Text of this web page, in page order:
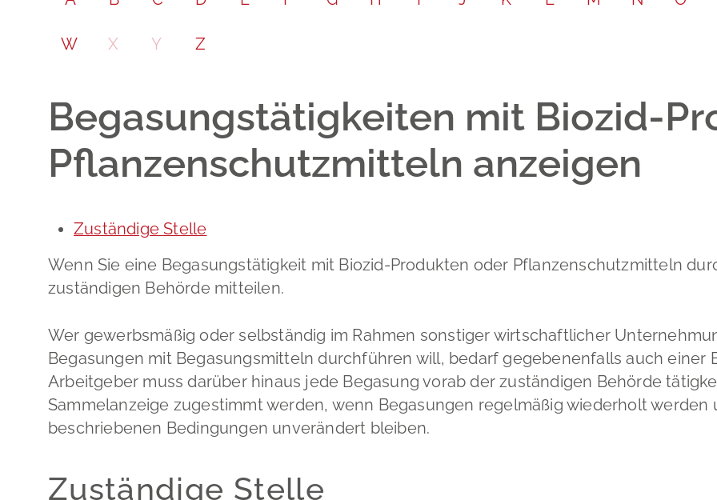
W X Y Z
Begasungstätigkeiten mit Biozid-
Pflanzenschutzmitteln anzeigen
Zuständige Stelle
Wenn Sie eine Begasungstätigkeit mit Biozid-Produkten oder Pflanzenschutzmitteln
zuständigen Behörde mitteilen.
Wer gewerbsmäßig oder selbständig im Rahmen sonstiger wirtschaftlicher
Begasungen mit Begasungsmitteln durchführen will, bedarf gegebenenfalls auch einer
Arbeitgeber muss darüber hinaus jede Begasung vorab der zuständigen Behörde
Sammelanzeige zugestimmt werden, wenn Begasungen regelmäßig wiederholt werden
beschriebenen Bedingungen unverändert bleiben.
Zuständige Stelle
Leichte